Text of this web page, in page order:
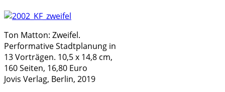
Ton Matton: Zweifel.
Performative Stadtplanung in
13 Vorträgen. 10,5 x 14,8 cm,
160 Seiten, 16,80 Euro
Jovis Verlag, Berlin, 2019